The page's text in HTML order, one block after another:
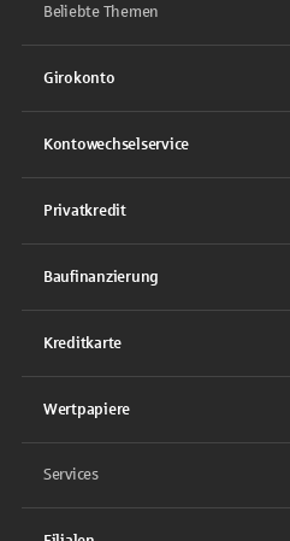
Beliebte Themen
Girokonto
Kontowechselservice
Privatkredit
Baufinanzierung
Kreditkarte
Wertpapiere
Services